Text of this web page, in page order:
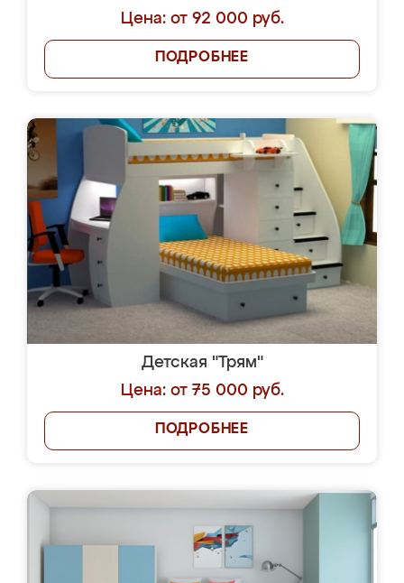
Цена: от 92 000 руб.
ПОДРОБНЕЕ
Детская "Трям"
Цена: от 75 000 руб.
ПОДРОБНЕЕ